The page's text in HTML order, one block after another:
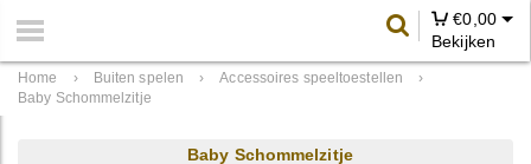
€0,00
Bekijken
Home › Buiten spelen › Accessoires speeltoestellen
›
Baby Schommelzitje
Baby Schommelzitje